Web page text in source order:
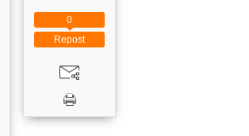
Repost
0